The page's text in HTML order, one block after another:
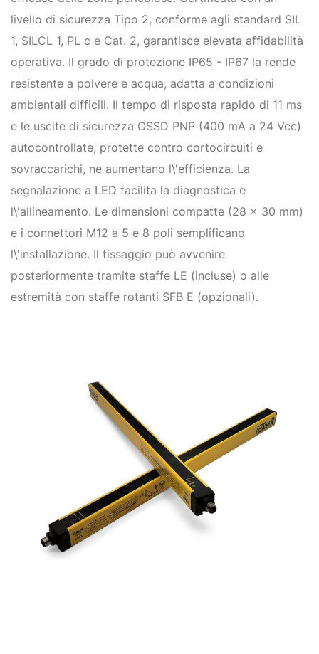
livello di sicurezza Tipo 2, conforme agli standard SIL
1, SILCL 1, PL c e Cat. 2, garantisce elevata affidabilità
operativa. Il grado di protezione IP65 - IP67 la rende
resistente a polvere e acqua, adatta a condizioni
ambientali difficili. Il tempo di risposta rapido di 11 ms
e le uscite di sicurezza OSSD PNP (400 mA a 24 Vcc)
autocontrollate, protette contro cortocircuiti e
sovraccarichi, ne aumentano l\'efficienza. La
segnalazione a LED facilita la diagnostica e
l\'allineamento. Le dimensioni compatte (28 x 30 mm)
e i connettori M12 a 5 e 8 poli semplificano
l\'installazione. Il fissaggio può avvenire
posteriormente tramite staffe LE (incluse) o alle
estremità con staffe rotanti SFB E (opzionali).